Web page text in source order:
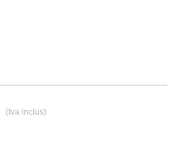
(tva inclus)